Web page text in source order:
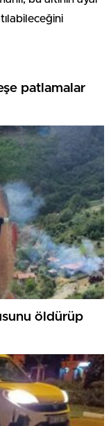
patlamalar
öldürüp